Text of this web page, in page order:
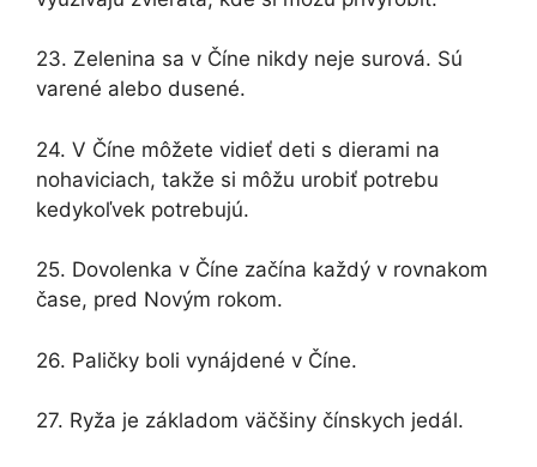
23. Zelenina sa v Číne nikdy neje surová. Sú
varené alebo dusené.
24. V Číne môžete vidieť deti s dierami na
nohaviciach, takže si môžu urobiť potrebu
kedykoľvek potrebujú.
25. Dovolenka v Číne začína každý v rovnakom
čase, pred Novým rokom.
26. Paličky boli vynájdené v Číne.
27. Ryža je základom väčšiny čínskych jedál.